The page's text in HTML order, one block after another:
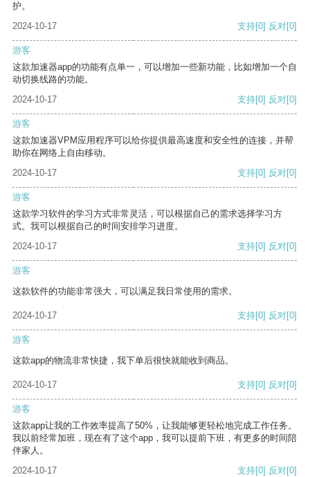
护。
2024-10-17
支持[0] 反对[0]
游客
这款加速器app的功能有点单一，可以增加一些新功能，比如增加一个自
动切换线路的功能。
2024-10-17
支持[0] 反对[0]
游客
这款加速器VPM应用程序可以给你提供最高速度和安全性的连接，并帮
助你在网络上自由移动。
2024-10-17
支持[0] 反对[0]
游客
这款学习软件的学习方式非常灵活，可以根据自己的需求选择学习方
式。我可以根据自己的时间安排学习进度。
2024-10-17
支持[0] 反对[0]
游客
这款软件的功能非常强大，可以满足我日常使用的需求。
2024-10-17 支持[0] 反对[0]
游客
这款app的物流非常快捷，我下单后很快就能收到商品。
2024-10-17 支持[0] 反对[0]
游客
这款app让我的工作效率提高了50%，让我能够更轻松地完成工作任务。
我以前经常加班，现在有了这个app，我可以提前下班，有更多的时间陪
伴家人。
2024-10-17
支持[0] 反对[0]